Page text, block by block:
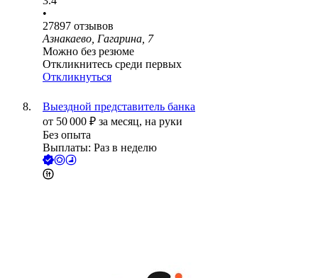
•
27897 отзывов
Азнакаево, Гагарина, 7
Можно без резюме
Откликнитесь среди первых
Откликнуться
Выездной представитель банка
от 50 000 ₽ за месяц, на руки
Без опыта
Выплаты: Раз в неделю